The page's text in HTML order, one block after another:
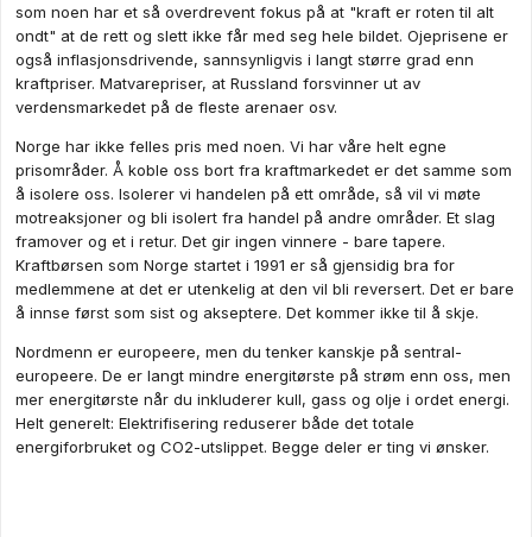
som noen har et så overdrevent fokus på at "kraft er roten til alt
ondt" at de rett og slett ikke får med seg hele bildet. Ojeprisene er
også inflasjonsdrivende, sannsynligvis i langt større grad enn
kraftpriser. Matvarepriser, at Russland forsvinner ut av
verdensmarkedet på de fleste arenaer osv.
Norge har ikke felles pris med noen. Vi har våre helt egne
prisområder. Å koble oss bort fra kraftmarkedet er det samme som
å isolere oss. Isolerer vi handelen på ett område, så vil vi møte
motreaksjoner og bli isolert fra handel på andre områder. Et slag
framover og et i retur. Det gir ingen vinnere - bare tapere.
Kraftbørsen som Norge startet i 1991 er så gjensidig bra for
medlemmene at det er utenkelig at den vil bli reversert. Det er bare
å innse først som sist og akseptere. Det kommer ikke til å skje.
Nordmenn er europeere, men du tenker kanskje på sentral-
europeere. De er langt mindre energitørste på strøm enn oss, men
mer energitørste når du inkluderer kull, gass og olje i ordet energi.
Helt generelt: Elektrifisering reduserer både det totale
energiforbruket og CO2-utslippet. Begge deler er ting vi ønsker.